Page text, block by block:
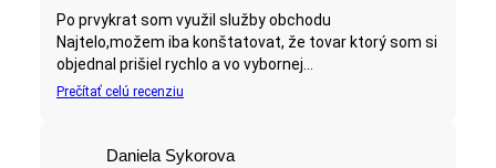
Po prvykrat som využil služby obchodu
Najtelo,možem iba konštatovat, že tovar ktorý som si
objednal prišiel rychlo a vo vybornej...
Prečítať celú recenziu
Daniela Sykorova